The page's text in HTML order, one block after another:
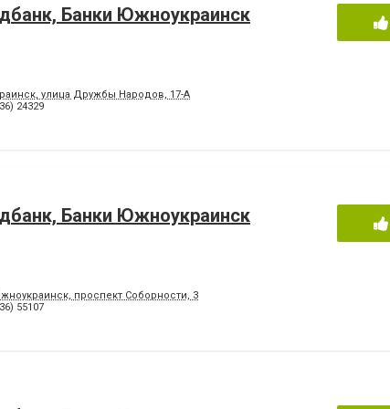
Банки Южноукраинск
улица Дружбы Народов, 17-А
24329
Банки Южноукраинск
проспект Соборности, 3
55107